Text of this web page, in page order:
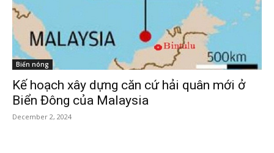
Biển nóng
Kế hoạch xây dựng căn cứ hải quân mới ở
Biển Đông của Malaysia
December 2, 2024